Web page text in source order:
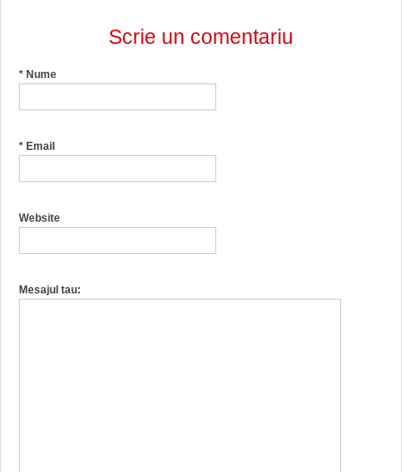
Scrie un comentariu
* Nume
* Email
Website
Mesajul tau: